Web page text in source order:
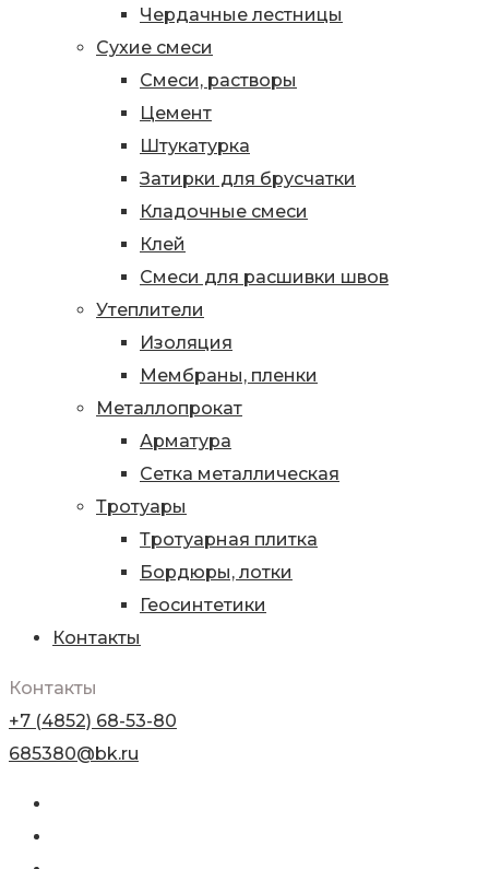
Чердачные лестницы
Сухие смеси
Смеси, растворы
Цемент
Штукатурка
Затирки для брусчатки
Кладочные смеси
Клей
Смеси для расшивки швов
Утеплители
Изоляция
Мембраны, пленки
Металлопрокат
Арматура
Сетка металлическая
Тротуары
Тротуарная плитка
Бордюры, лотки
Геосинтетики
Контакты
Контакты
+7 (4852) 68-53-80
685380@bk.ru